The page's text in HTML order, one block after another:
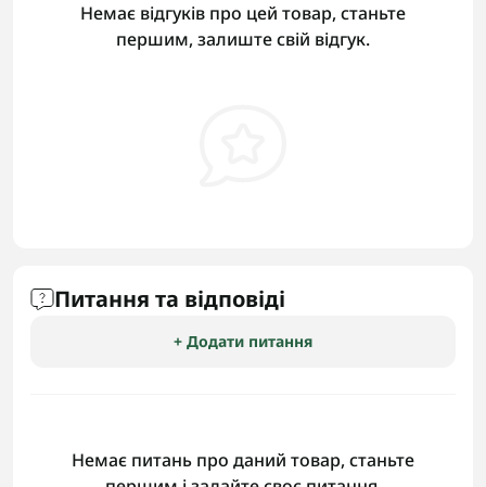
Немає відгуків про цей товар, станьте
першим, залиште свій відгук.
Питання та відповіді
+ Додати питання
Немає питань про даний товар, станьте